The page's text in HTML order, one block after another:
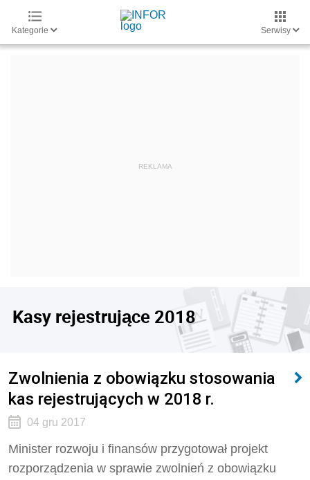
Kategorie Serwisy
Kasy rejestrujące 2018
Zwolnienia z obowiązku stosowania
kas rejestrujących w 2018 r.
04 gru 2017
Minister rozwoju i finansów przygotował projekt
rozporządzenia w sprawie zwolnień z obowiązku